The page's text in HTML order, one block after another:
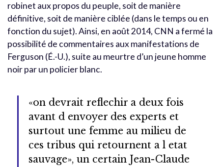
robinet aux propos du peuple, soit de manière
définitive, soit de manière ciblée (dans le temps ou en
fonction du sujet). Ainsi, en août 2014, CNN a fermé la
possibilité de commentaires aux manifestations de
Ferguson (É.-U.), suite au meurtre d’un jeune homme
noir par un policier blanc.
«on devrait reflechir a deux fois
avant d envoyer des experts et
surtout une femme au milieu de
ces tribus qui retournent a l etat
sauvage», un certain Jean-Claude